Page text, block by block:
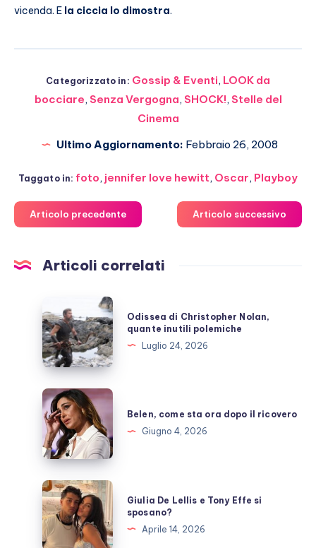
vicenda. E la ciccia lo dimostra.
Categorizzato in: Gossip & Eventi, LOOK da
bocciare, Senza Vergogna, SHOCK!, Stelle del
Cinema
Ultimo Aggiornamento: Febbraio 26, 2008
Taggato in: foto, jennifer love hewitt, Oscar, Playboy
Articolo precedente Articolo successivo
Articoli correlati
di
Christopher
Nolan,
quante
inutili
polemiche
Odissea di Christopher Nolan,
quante inutili polemiche
Luglio 24, 2026
Belen,
come
sta
ora
dopo
il
ricovero
Belen, come sta ora dopo il ricovero
Giugno 4, 2026
Giulia
De
Lellis
e
Giulia De Lellis e Tony Effe si
sposano?
Aprile 14, 2026